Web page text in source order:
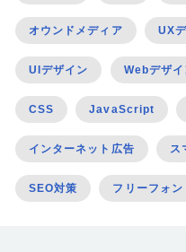
オウンドメディア UX
UIデザイン Webデザイ
CSS JavaScript
インターネット広告 ス
SEO対策 フリーフォン